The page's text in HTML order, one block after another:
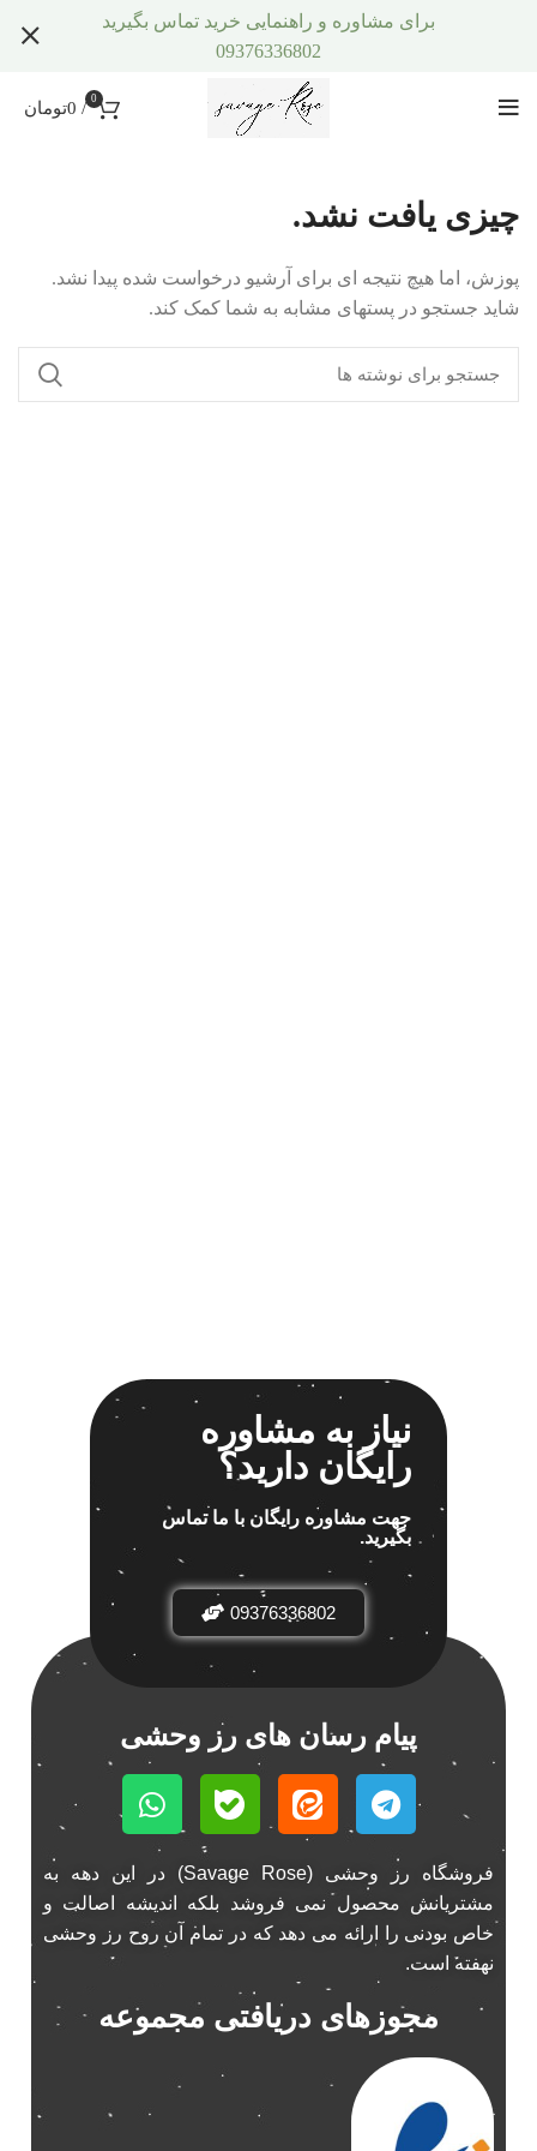
0
/
0تومان
چیزی یافت نشد.
پوزش، اما هیچ نتیجه ای برای آرشیو درخواست شده پیدا نشد.
شاید جستجو در پستهای مشابه به شما کمک کند.
نیاز به مشاوره
رایگان دارید؟
جهت مشاوره رایگان با ما تماس
بگیرید.
09376336802
پیام رسان های رز وحشی
فروشگاه رز وحشی (Savage Rose) در این دهه به
مشتریانش محصول نمی فروشد بلکه اندیشه اصالت و
خاص بودنی را ارائه می دهد که در تمام آن روح رز وحشی
نهفته است.
مجوزهای دریافتی مجموعه
برای مشاوره و راهنمایی خرید تماس بگیرید
09376336802